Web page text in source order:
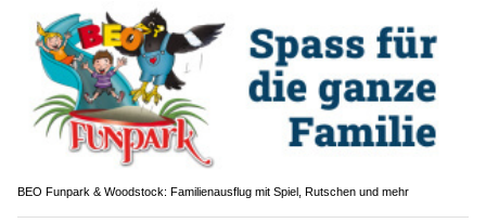
BEO Funpark & Woodstock: Familienausflug mit Spiel, Rutschen und mehr